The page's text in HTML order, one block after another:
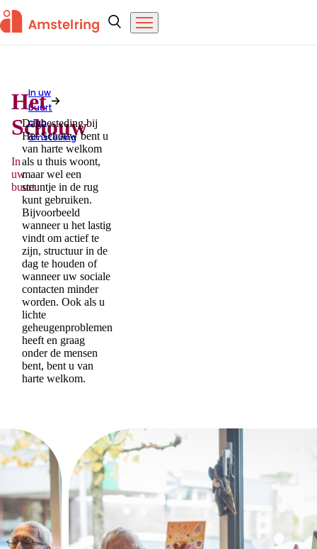
Overslaan en naar de inhoud gaan
Amstelring
ZoekenMenu
In uw
buurt
club
amstelring
Het Schouw
Het
Schouw
In
uw
buurt
Dagbesteding bij
Het Schouw bent u
van harte welkom
als u thuis woont,
maar wel een
steuntje in de rug
kunt gebruiken.
Bijvoorbeeld
wanneer u het lastig
vindt om actief te
zijn, structuur in de
dag te houden of
wanneer uw sociale
contacten minder
worden. Ook als u
lichte
geheugenproblemen
heeft en graag
onder de mensen
bent, bent u van
harte welkom.